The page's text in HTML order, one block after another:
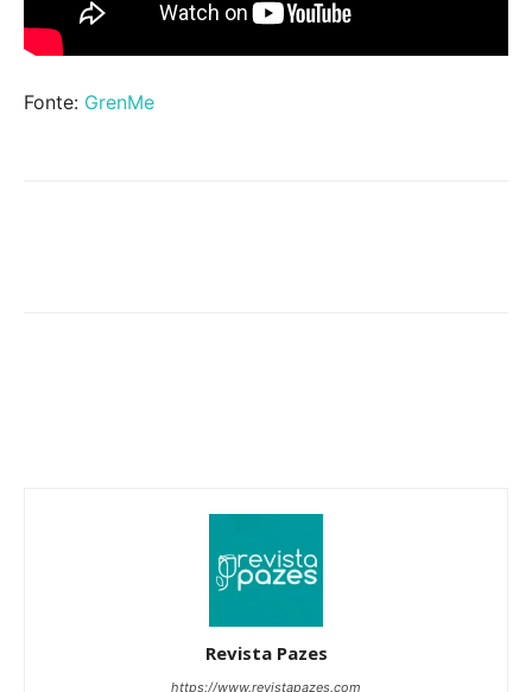
Fonte: GrenMe
Revista Pazes
https://www.revistapazes.com